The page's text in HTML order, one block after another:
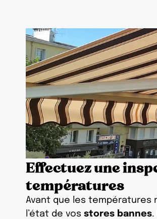
Effectuez une
températures
Avant que les
l’état de vos stores bannes.